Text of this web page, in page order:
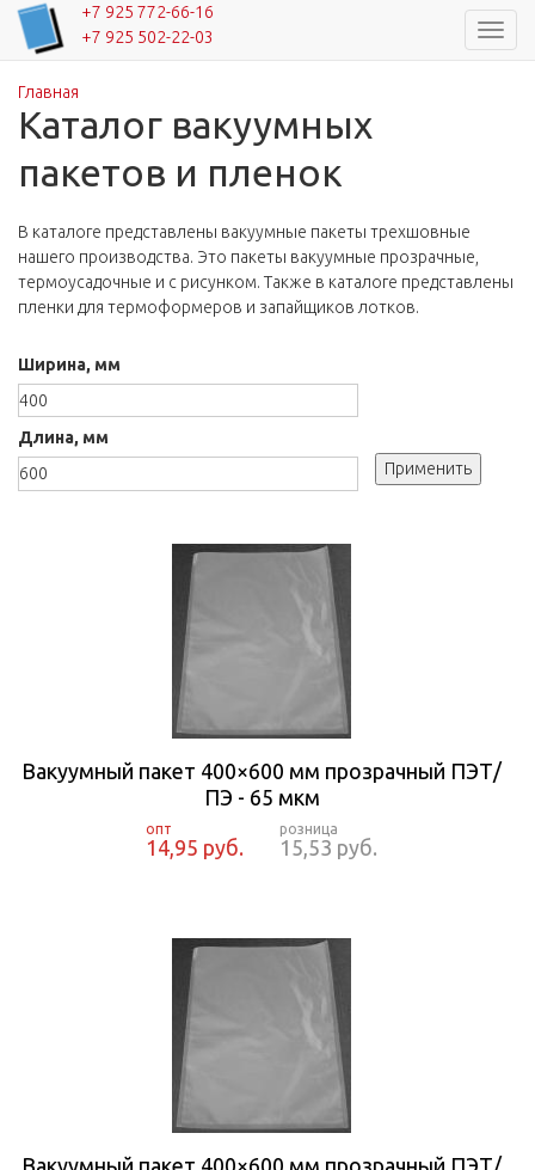
+7 925 772-66-16
+7 925 502-22-03
Вы здесь
Главная
Каталог вакуумных
пакетов и пленок
В каталоге представлены вакуумные пакеты трехшовные
нашего производства. Это пакеты вакуумные прозрачные,
термоусадочные и с рисунком. Также в каталоге представлены
пленки для термоформеров и запайщиков лотков.
Ширина, мм
Длина, мм
Вакуумный пакет 400×600 мм прозрачный ПЭТ/
ПЭ - 65 мкм
14,95 руб. 15,53 руб.
Вакуумный пакет 400×600 мм прозрачный ПЭТ/